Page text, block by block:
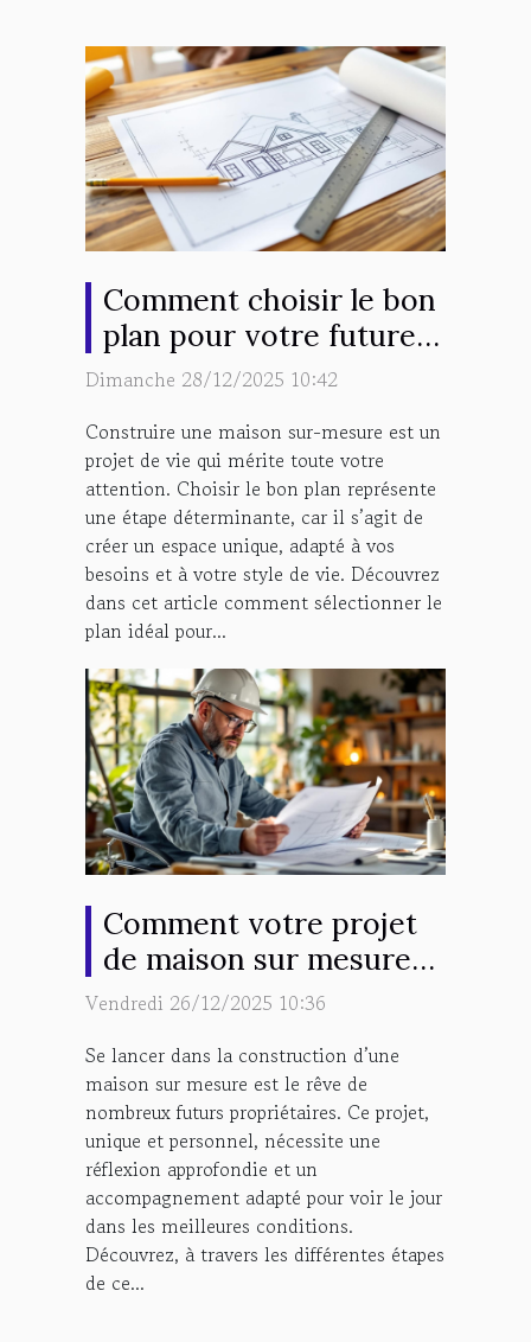
Comment choisir le bon
plan pour votre future
maison sur-mesure ?
Dimanche 28/12/2025 10:42
Construire une maison sur-mesure est un
projet de vie qui mérite toute votre
attention. Choisir le bon plan représente
une étape déterminante, car il s’agit de
créer un espace unique, adapté à vos
besoins et à votre style de vie. Découvrez
dans cet article comment sélectionner le
plan idéal pour...
Comment votre projet
de maison sur mesure
prend vie ?
Vendredi 26/12/2025 10:36
Se lancer dans la construction d’une
maison sur mesure est le rêve de
nombreux futurs propriétaires. Ce projet,
unique et personnel, nécessite une
réflexion approfondie et un
accompagnement adapté pour voir le jour
dans les meilleures conditions.
Découvrez, à travers les différentes étapes
de ce...